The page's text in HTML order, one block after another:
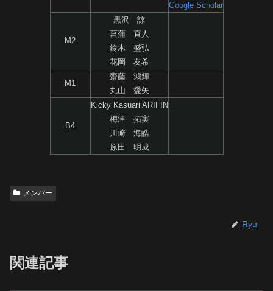
Google Scholar
M2
黒沢 諒
菖蒲 直人
鈴木 盛弘
花岡 友希
M1
齋藤 鴻輝
丸山 愛矢
B4
Kicky Kasuari ARIFIN
梅津 拓実
川崎 海皓
原田 明成
メンバー
Ryu
関連記事